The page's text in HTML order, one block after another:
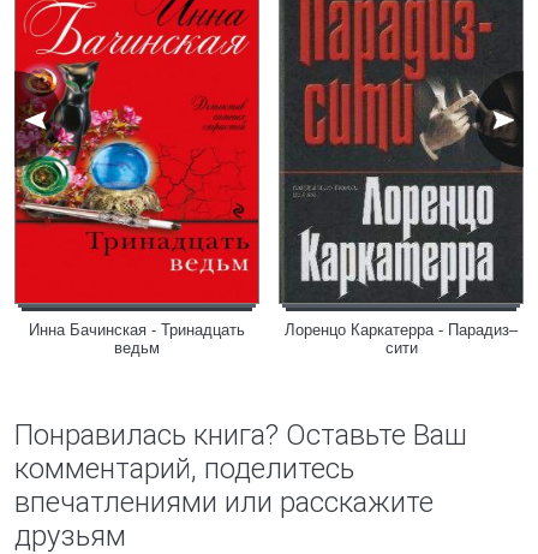
Инна Бачинская - Тринадцать
ведьм
Лоренцо Каркатерра - Парадиз–
сити
Понравилась книга? Оставьте Ваш
комментарий, поделитесь
впечатлениями или расскажите
друзьям